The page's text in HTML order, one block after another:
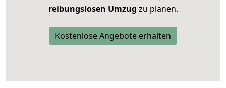
reibungslosen Umzug zu planen.
Kostenlose Angebote erhalten